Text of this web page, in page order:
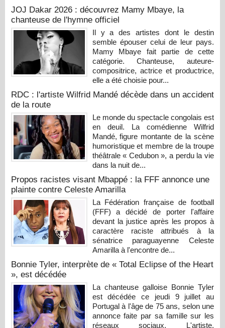
JOJ Dakar 2026 : découvrez Mamy Mbaye, la
chanteuse de l'hymne officiel
Il y a des artistes dont le destin
semble épouser celui de leur pays.
Mamy Mbaye fait partie de cette
catégorie. Chanteuse, auteure-
compositrice, actrice et productrice,
elle a été choisie pour...
RDC : l'artiste Wilfrid Mandé décède dans un accident
de la route
Le monde du spectacle congolais est
en deuil. La comédienne Wilfrid
Mandé, figure montante de la scène
humoristique et membre de la troupe
théâtrale « Cedubon », a perdu la vie
dans la nuit de...
Propos racistes visant Mbappé : la FFF annonce une
plainte contre Celeste Amarilla
La Fédération française de football
(FFF) a décidé de porter l'affaire
devant la justice après les propos à
caractère raciste attribués à la
sénatrice paraguayenne Celeste
Amarilla à l'encontre de...
Bonnie Tyler, interprète de « Total Eclipse of the Heart
», est décédée
La chanteuse galloise Bonnie Tyler
est décédée ce jeudi 9 juillet au
Portugal à l'âge de 75 ans, selon une
annonce faite par sa famille sur les
réseaux sociaux. L'artiste,